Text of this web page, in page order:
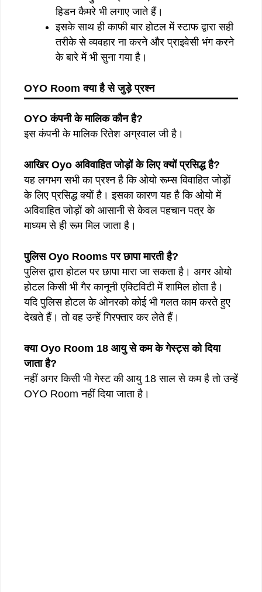
हिडन कैमरे भी लगाए जाते हैं।
इसके साथ ही काफी बार होटल में स्टाफ द्वारा सही
तरीके से व्यवहार ना करने और प्राइवेसी भंग करने
के बारे में भी सुना गया है।
OYO Roomक्या है से जुड़े प्रश्न
OYO कंपनी के मालिक कौन है?
इस कंपनी के मालिक रितेश अग्रवाल जी है।
आखिर Oyo अविवाहित जोड़ों के लिए क्यों प्रसिद्ध है?
यह लगभग सभी का प्रश्न है कि ओयो रूम्स विवाहित जोड़ों
के लिए प्रसिद्ध क्यों है। इसका कारण यह है कि ओयो में
अविवाहित जोड़ों को आसानी से केवल पहचान पत्र के
माध्यम से ही रूम मिल जाता है।
पुलिस Oyo Rooms पर छापा मारती है?
पुलिस द्वारा होटल पर छापा मारा जा सकता है। अगर ओयो
होटल किसी भी गैर कानूनी एक्टिविटी में शामिल होता है।
यदि पुलिस होटल के ओनरको कोई भी गलत काम करते हुए
देखते हैं। तो वह उन्हें गिरफ्तार कर लेते हैं।
क्या Oyo Room 18 आयु से कम के गेस्ट्स को दिया
जाता है?
नहीं अगर किसी भी गेस्ट की आयु 18 साल से कम है तो उन्हें
OYO Room नहीं दिया जाता है।